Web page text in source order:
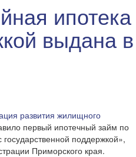
ипотека
выдана в
развития жилищного
первый ипотечный займ по
поддержкой»,
Приморского края.